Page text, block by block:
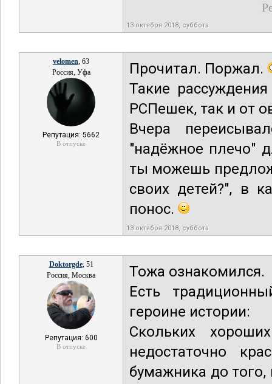
13 октября 2018, суббота
velomen, 63
Россия, Уфа
Репутация: 5662
В отпуске
Прочитал. Поржал.
Такие
РСПешек, так и от
Вчера
"надёжное плечо"
ты можешь
своих детей?", в
понос.
13 октября 2018, суббота
Doktorgde, 51
Россия, Москва
Репутация: 600
В отпуске
Тожа ознакомился.
Есть
героине истории:
Скольких
недостаточно
бумажника до того,